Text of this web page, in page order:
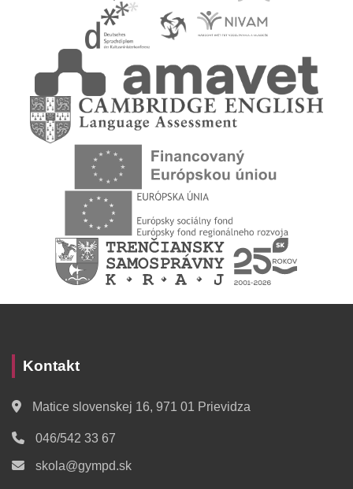
Kontakt
Matice slovenskej 16, 971 01 Prievidza
046/542 33 67
skola@gympd.sk